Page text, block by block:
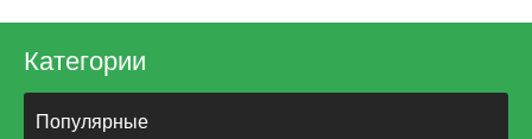
Категории
Популярные